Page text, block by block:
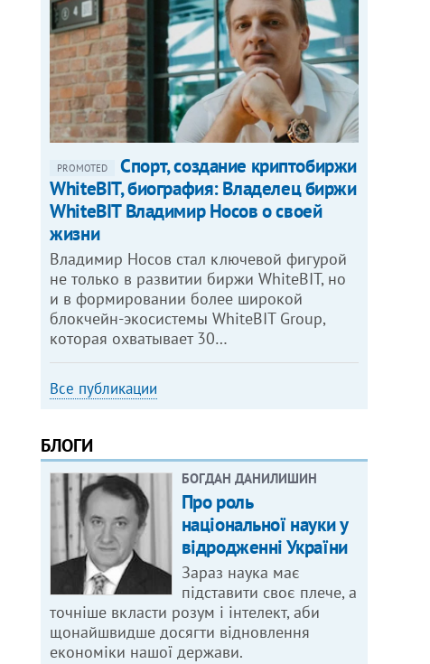
PROMOTED
Спорт, создание криптобиржи
WhiteBIT, биография: Владелец биржи
WhiteBIT Владимир Носов о своей
жизни
Владимир Носов стал ключевой фигурой
не только в развитии биржи WhiteBIT, но
и в формировании более широкой
блокчейн-экосистемы WhiteBIT Group,
которая охватывает 30…
Все публикации
БЛОГИ
БОГДАН ДАНИЛИШИН
Про роль
національної науки у
відродженні України
Зараз наука має
підставити своє плече, а
точніше вкласти розум і інтелект, аби
щонайшвидше досягти відновлення
економіки нашої держави.